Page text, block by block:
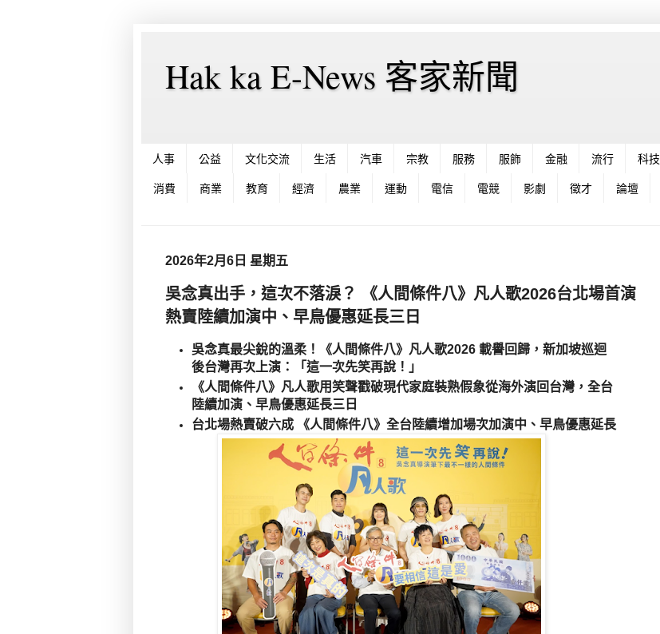
Hak ka E-News 客家新聞
人事 公益 文化交流 生活 汽車 宗教 服務 服飾 金融 流行 科技
消費 商業 教育 經濟 農業 運動 電信 電競 影劇 徵才 論壇
2026年2月6日 星期五
吳念真出手，這次不落淚？ 《人間條件八》凡人歌2026台北場首演
熱賣陸續加演中、早鳥優惠延長三日
吳念真最尖銳的溫柔！《人間條件八》凡人歌2026 載譽回歸 ， 新加坡巡迴
後台灣再次上演：「這一次先笑再說！」
《人間條件八》凡人歌用笑聲戳破現代家庭裝熟假象從海外演回台灣，全台
陸續加演、早鳥優惠延長三日
台北場熱賣破六成 《人間條件八》全台陸續增加場次加演中、早鳥優惠延長